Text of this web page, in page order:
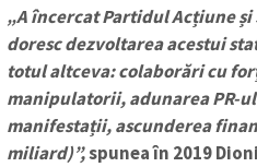
„A încercat Partidul Acțiune
doresc dezvoltarea acestui
totul altceva: colaborări cu
manipulatorii, adunarea PR-
manifestații, ascunderea
miliard)”,spunea în 2019